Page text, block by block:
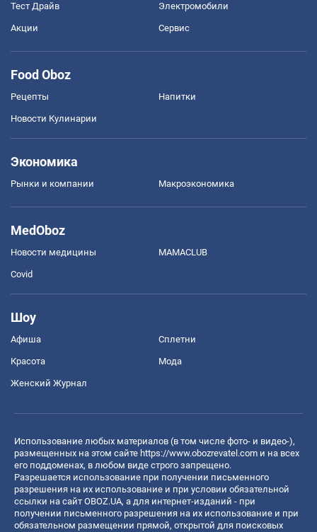
Тест Драйв Электромобили
Акции Сервис
Food Oboz
Рецепты Напитки
Новости Кулинарии
Экономика
Рынки и компании Mакроэкономика
MedOboz
Новости медицины MAMACLUB
Covid
Шоу
Афиша Сплетни
Красота Мода
Женский Журнал
Использование любых материалов (в том числе фото- и видео-),
размещенных на этом сайте https://www.obozrevatel.com и на всех
его поддоменах, в любом виде строго запрещено.
Разрешается использование при получении письменного
разрешения на их использование и при условии обязательной
ссылки на сайт OBOZ.UA, а для интернет-изданий - при
получении письменного разрешения на их использование и при
обязательном размещении прямой, открытой для поисковых